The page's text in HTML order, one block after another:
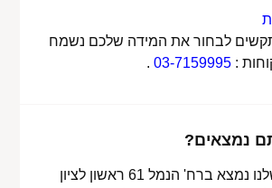
לבחור את המידה שלכם נשמח
:
03-7159995
.
נמצאים?
הסטודיו שלנו נמצא ברח' הנמל 61 ראשון לציון